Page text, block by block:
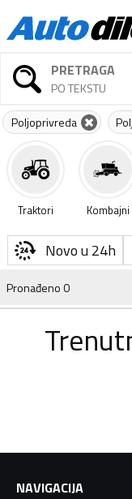
PRETRAGA
PO TEKSTU
Poljoprivreda
Traktori Kombajni
Novo u 24h
Pronađeno0
NAVIGACIJA